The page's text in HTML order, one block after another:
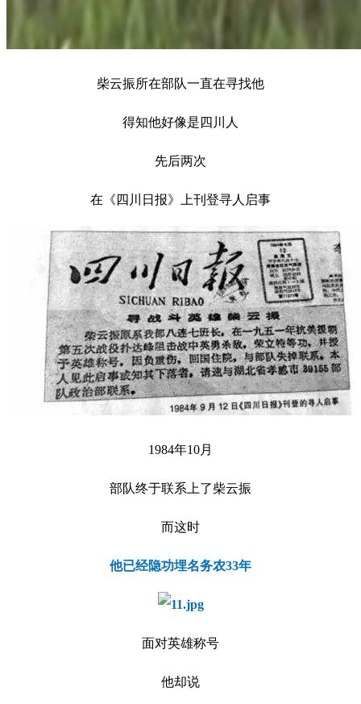
柴云振所在部队一直在寻找他
得知他好像是四川人
先后两次
在《四川日报》上刊登寻人启事
1984年10月
部队终于联系上了柴云振
而这时
他已经隐功埋名务农33年
面对英雄称号
他却说